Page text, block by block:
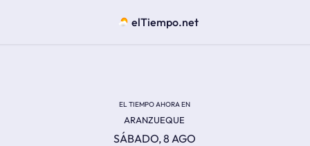
elTiempo.net
EL TIEMPO AHORA EN
ARANZUEQUE
SÁBADO, 8 AGO